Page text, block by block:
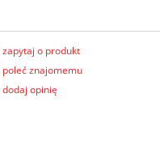
zapytaj o produkt
poleć znajomemu
dodaj opinię